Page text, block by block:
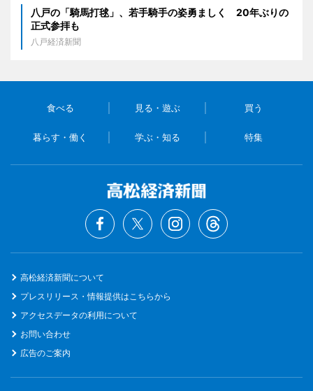
八戸の「騎馬打毬」、若手騎手の姿勇ましく 20年ぶりの
正式参拝も
八戸経済新聞
食べる 見る・遊ぶ 買う
暮らす・働く 学ぶ・知る 特集
高松経済新聞について
プレスリリース・情報提供はこちらから
アクセスデータの利用について
お問い合わせ
広告のご案内